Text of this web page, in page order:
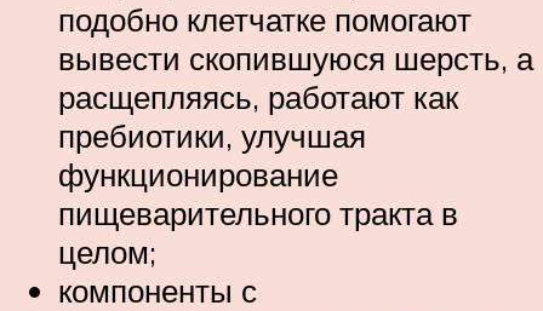
подобно клетчатке помогают
вывести скопившуюся шерсть, а
расщепляясь, работают как
пребиотики, улучшая
функционирование
пищеварительного тракта в
целом;
компоненты с